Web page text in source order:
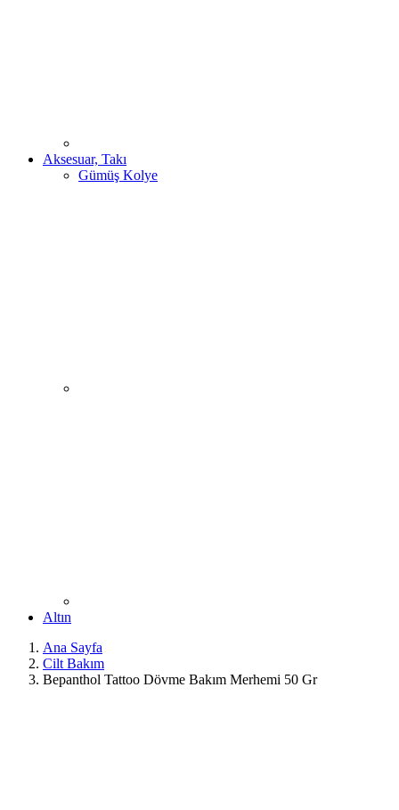
Aksesuar, Takı
Gümüş Kolye
Altın
Ana Sayfa
Cilt Bakım
Bepanthol Tattoo Dövme Bakım Merhemi 50 Gr